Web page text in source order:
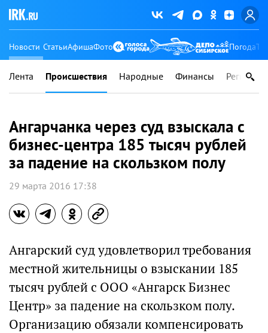
Новости СтатьиАфишаФото Погода
Лента Происшествия Народные Финансы Регионы
Ангарчанка через суд взыскала с
бизнес-центра 185 тысяч рублей
за падение на скользком полу
29 марта 2016 17:38
Ангарский суд удовлетворил требования
местной жительницы о взыскании 185
тысяч рублей с ООО «Ангарск Бизнес
Центр» за падение на скользком полу.
Организацию обязали компенсировать